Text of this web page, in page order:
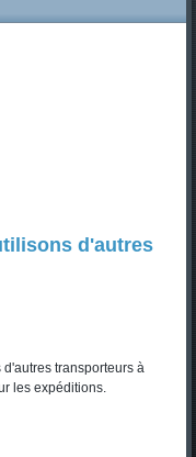
d'autres
transporteurs à
les expéditions.